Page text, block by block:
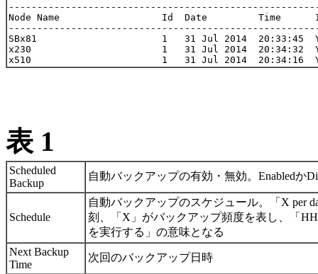
Node Name                  Id  Date         Time      In
SBx81                      1   31 Jul 2014  20:33:45
x230                       1   31 Jul 2014  20:34:32
表 1
Scheduled
Backup
自動バックアップの有効・無効。Enabledか
Schedule
自動バックアップのスケジュール。「X per
刻、「X」がバックアップ頻度を表し、「
を実行する」の意味となる
Next Backup
Time
次回のバックアップ日時